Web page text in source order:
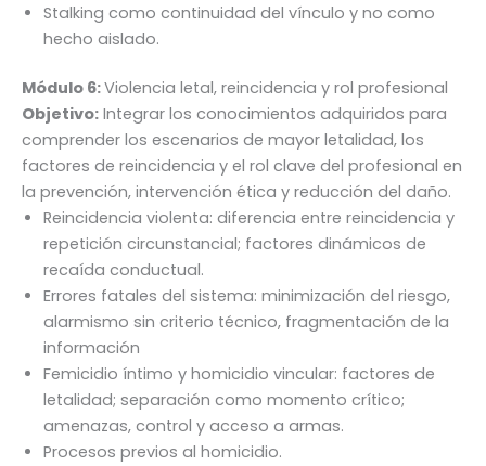
Stalking como continuidad del vínculo y no como
hecho aislado.
Módulo 6:Violencia letal, reincidencia y rol profesional
Objetivo: Integrar los conocimientos adquiridos para
comprender los escenarios de mayor letalidad, los
factores de reincidencia y el rol clave del profesional en
la prevención, intervención ética y reducción del daño.
Reincidencia violenta: diferencia entre reincidencia y
repetición circunstancial; factores dinámicos de
recaída conductual.
Errores fatales del sistema: minimización del riesgo,
alarmismo sin criterio técnico, fragmentación de la
información
Femicidio íntimo y homicidio vincular: factores de
letalidad; separación como momento crítico;
amenazas, control y acceso a armas.
Procesos previos al homicidio.